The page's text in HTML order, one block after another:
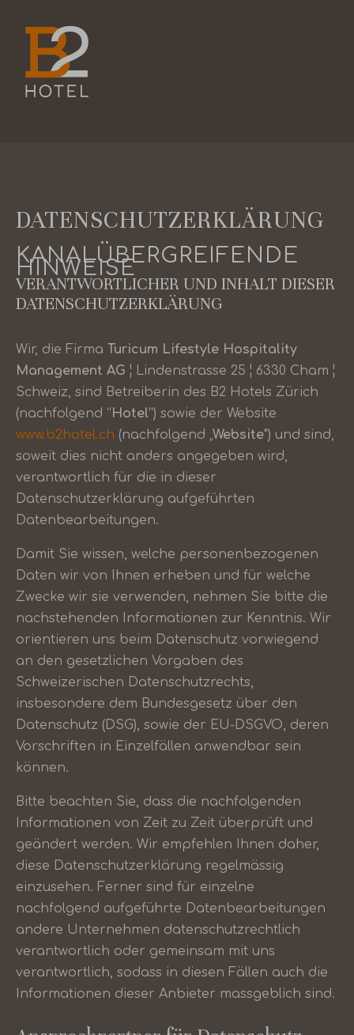
DATENSCHUTZERKLÄRUNG
KANALÜBERGREIFENDE
HINWEISE
VERANTWORTLICHER UND INHALT DIESER
DATENSCHUTZERKLÄRUNG
Wir, die Firma Turicum Lifestyle Hospitality
Management AG ¦ Lindenstrasse 25 ¦ 6330 Cham ¦
Schweiz, sind Betreiberin des B2 Hotels Zürich
(nachfolgend “ Hotel”) sowie der Website
www.b2hotel.ch (nachfolgend „Website") und sind,
soweit dies nicht anders angegeben wird,
verantwortlich für die in dieser
Datenschutzerklärung aufgeführten
Datenbearbeitungen.
Damit Sie wissen, welche personenbezogenen
Daten wir von Ihnen erheben und für welche
Zwecke wir sie verwenden, nehmen Sie bitte die
nachstehenden Informationen zur Kenntnis. Wir
orientieren uns beim Datenschutz vorwiegend
an den gesetzlichen Vorgaben des
Schweizerischen Datenschutzrechts,
insbesondere dem Bundesgesetz über den
Datenschutz (DSG), sowie der EU-DSGVO, deren
Vorschriften in Einzelfällen anwendbar sein
können.
Bitte beachten Sie, dass die nachfolgenden
Informationen von Zeit zu Zeit überprüft und
geändert werden. Wir empfehlen Ihnen daher,
diese Datenschutzerklärung regelmässig
einzusehen. Ferner sind für einzelne
nachfolgend aufgeführte Datenbearbeitungen
andere Unternehmen datenschutzrechtlich
verantwortlich oder gemeinsam mit uns
verantwortlich, sodass in diesen Fällen auch die
Informationen dieser Anbieter massgeblich sind.